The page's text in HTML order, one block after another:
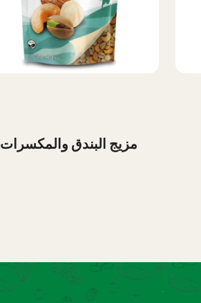
مزيج البندق والمكسرات